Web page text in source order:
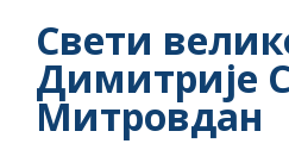
Свети
Димитрије
Митровдан